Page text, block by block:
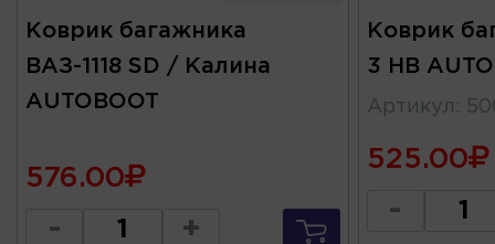
Коврик багажника
ВАЗ-1118 SD / Калина
AUTOBOOT
576.00
- +
Коврик
3 HB
Артикул :
525.00
-